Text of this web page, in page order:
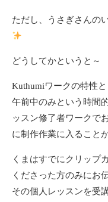
ただし、うさぎさんの
どうしてかというと～
Kuthumiワークの特性
午前中のみという時間
ッスン修了者ワークで
に制作作業に入ること
くまはすでにクリップ
くださった方のみにお
その個人レッスンを受